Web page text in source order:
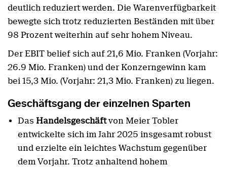
deutlich reduziert werden. Die Warenverfügbarkeit
bewegte sich trotz reduzierten Beständen mit über
98 Prozent weiterhin auf sehr hohem Niveau.
Der EBIT belief sich auf 21,6 Mio. Franken (Vorjahr:
26.9 Mio. Franken) und der Konzerngewinn kam
bei 15,3 Mio. (Vorjahr: 21,3 Mio. Franken) zu liegen.
Geschäftsgang der einzelnen Sparten
Das Handelsgeschäftvon Meier Tobler
entwickelte sich im Jahr 2025 insgesamt robust
und erzielte ein leichtes Wachstum gegenüber
dem Vorjahr. Trotz anhaltend hohem